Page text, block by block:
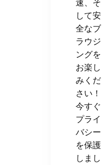
速、そ
して安
全なブ
ラウジ
ングを
お楽し
みくだ
さい！
今すぐ
プライ
バシー
を保護
しまし